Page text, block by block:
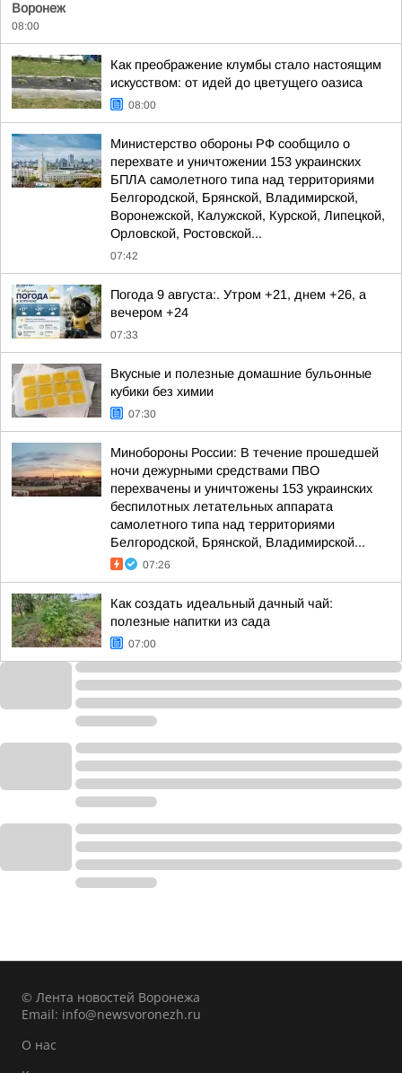
Воронеж
08:00
Как преображение клумбы стало настоящим
искусством: от идей до цветущего оазиса
08:00
Министерство обороны РФ сообщило о
перехвате и уничтожении 153 украинских
БПЛА самолетного типа над территориями
Белгородской, Брянской, Владимирской,
Воронежской, Калужской, Курской, Липецкой,
Орловской, Ростовской...
07:42
Погода 9 августа:. Утром +21, днем +26, а
вечером +24
07:33
Вкусные и полезные домашние бульонные
кубики без химии
07:30
Минобороны России: В течение прошедшей
ночи дежурными средствами ПВО
перехвачены и уничтожены 153 украинских
беспилотных летательных аппарата
самолетного типа над территориями
Белгородской, Брянской, Владимирской...
07:26
Как создать идеальный дачный чай:
полезные напитки из сада
07:00
© Лента новостей Воронежа
Email: info@newsvoronezh.ru
О нас